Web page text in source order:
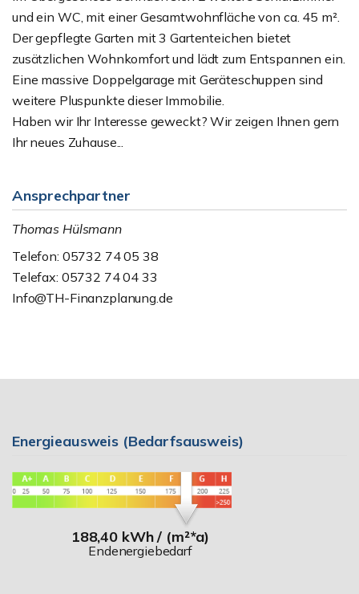
und ein WC, mit einer Gesamtwohnfläche von ca. 45 m².
Der gepflegte Garten mit 3 Gartenteichen bietet
zusätzlichen Wohnkomfort und lädt zum Entspannen ein.
Eine massive Doppelgarage mit Geräteschuppen sind
weitere Pluspunkte dieser Immobilie.
Haben wir Ihr Interesse geweckt? Wir zeigen Ihnen gern
Ihr neues Zuhause...
Ansprechpartner
Thomas Hülsmann
Telefon: 05732 74 05 38
Telefax: 05732 74 04 33
Info@TH-Finanzplanung.de
Energieausweis (Bedarfsausweis)
188,40 kWh / (m²*a)
Endenergiebedarf